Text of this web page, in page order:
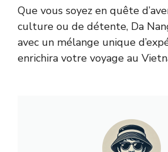
Que vous soyez en quête
culture ou de détente, Da
avec un mélange unique
enrichira votre voyage au